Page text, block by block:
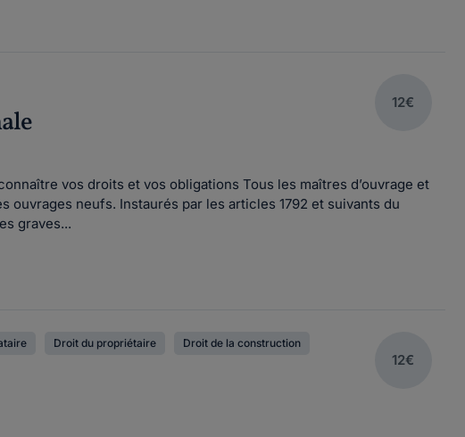
12€
vos droits et vos obligations Tous les maîtres d’ouvrage et
neufs. Instaurés par les articles 1792 et suivants du
graves...
Droit du propriétaire Droit de la construction
12€